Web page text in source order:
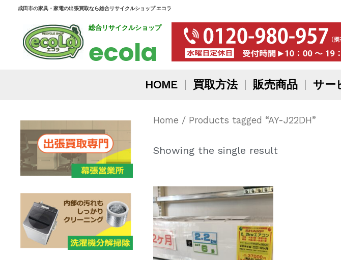
成田市の家具・家電の出張買取なら総合リサイクルショップ エコラ
総合リサイクルショップ
ecola
HOME 買取方法 販売商品 サー
Home / Products tagged “AY-J22DH”
Showing the single result